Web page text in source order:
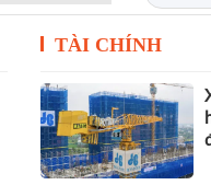
TÀI CHÍNH